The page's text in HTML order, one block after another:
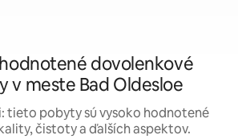
dovolenkové
v meste Bad Oldesloe
tieto pobyty sú vysoko hodnotené
čistoty a ďalších aspektov.